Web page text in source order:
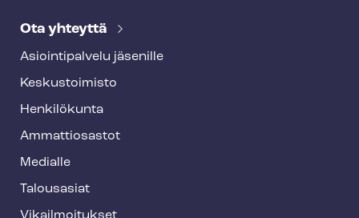
Ota yhteyttä
Asioin­ti­pal­ve­lu jäsenille
Keskustoimisto
Henkilökunta
Ammattiosastot
Medialle
Talousasiat